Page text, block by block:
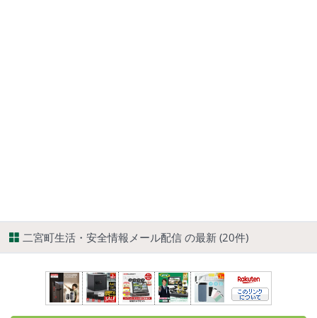
二宮町生活・安全情報メール配信 の最新 (20件)